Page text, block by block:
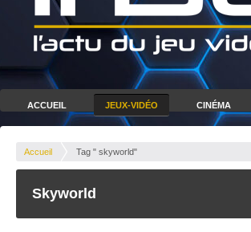
ACCUEIL JEUX-VIDÉO CINÉMA
Accueil Tag " skyworld"
Skyworld